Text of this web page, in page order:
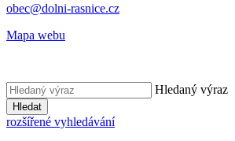
obec@dolni-rasnice.cz
Mapa webu
Hledaný výraz
Hledat
rozšířené vyhledávání